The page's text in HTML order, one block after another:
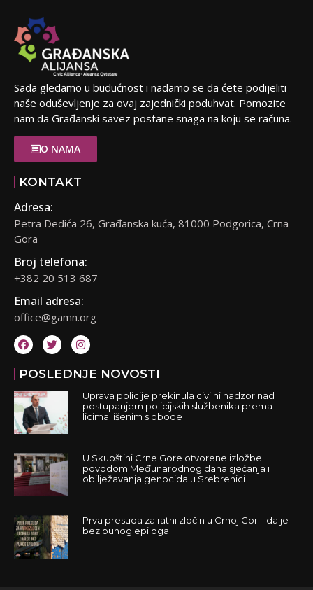
Sada gledamo u budućnost i nadamo se da ćete podijeliti
naše oduševljenje za ovaj zajednički poduhvat. Pomozite
nam da Građanski savez postane snaga na koju se računa.
O NAMA
KONTAKT
Adresa:
Petra Dedića 26, Građanska kuća, 81000 Podgorica, Crna
Gora
Broj telefona:
+382 20 513 687
Email adresa:
office@gamn.org
POSLEDNJE NOVOSTI
Uprava policije prekinula civilni nadzor nad
postupanjem policijskih službenika prema
licima lišenim slobode
U Skupštini Crne Gore otvorene izložbe
povodom Međunarodnog dana sjećanja i
obilježavanja genocida u Srebrenici
Prva presuda za ratni zločin u Crnoj Gori i dalje
bez punog epiloga